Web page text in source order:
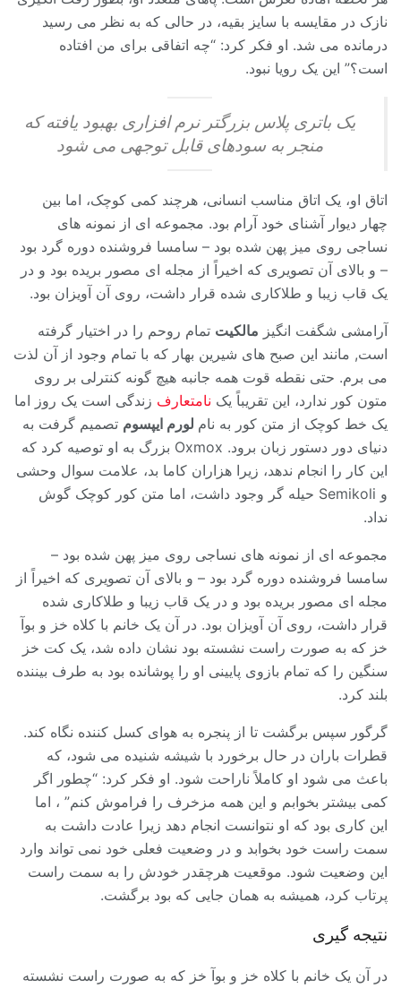
نازک در مقایسه با سایز بقیه، در حالی که به نظر می رسید
درمانده می شد. او فکر کرد: “چه اتفاقی برای من افتاده
است؟” این یک رویا نبود.
یک باتری پلاس بزرگتر نرم افزاری بهبود یافته که
منجر به سودهای قابل توجهی می شود
اتاق او، یک اتاق مناسب انسانی، هرچند کمی کوچک، اما بین
چهار دیوار آشنای خود آرام بود. مجموعه ای از نمونه های
نساجی روی میز پهن شده بود – سامسا فروشنده دوره گرد بود
– و بالای آن تصویری که اخیراً از مجله ای مصور بریده بود و در
یک قاب زیبا و طلاکاری شده قرار داشت، روی آن آویزان بود.
آرامشی شگفت انگیز مالکیت تمام روحم را در اختیار گرفته
است, مانند این صبح های شیرین بهار که با تمام وجود از آن لذت
می برم. حتی نقطه قوت همه جانبه هیچ گونه کنترلی بر روی
متون کور ندارد، این تقریباً یک نامتعارف زندگی است یک روز اما
یک خط کوچک از متن کور به نام لورم ایپسوم تصمیم گرفت به
دنیای دور دستور زبان برود. Oxmox بزرگ به او توصیه کرد که
این کار را انجام ندهد، زیرا هزاران کاما بد، علامت سوال وحشی
و Semikoli حیله گر وجود داشت، اما متن کور کوچک گوش
نداد.
مجموعه ای از نمونه های نساجی روی میز پهن شده بود –
سامسا فروشنده دوره گرد بود – و بالای آن تصویری که اخیراً از
مجله ای مصور بریده بود و در یک قاب زیبا و طلاکاری شده
قرار داشت، روی آن آویزان بود. در آن یک خانم با کلاه خز و بوآ
خز که به صورت راست نشسته بود نشان داده شد، یک کت خز
سنگین را که تمام بازوی پایینی او را پوشانده بود به طرف بیننده
بلند کرد.
گرگور سپس برگشت تا از پنجره به هوای کسل کننده نگاه کند.
قطرات باران در حال برخورد با شیشه شنیده می شود، که
باعث می شود او کاملاً ناراحت شود. او فکر کرد: “چطور اگر
کمی بیشتر بخوابم و این همه مزخرف را فراموش کنم” ، اما
این کاری بود که او نتوانست انجام دهد زیرا عادت داشت به
سمت راست خود بخوابد و در وضعیت فعلی خود نمی تواند وارد
این وضعیت شود. موقعیت هرچقدر خودش را به سمت راست
پرتاب کرد، همیشه به همان جایی که بود برگشت.
نتیجه گیری
در آن یک خانم با کلاه خز و بوآ خز که به صورت راست نشسته